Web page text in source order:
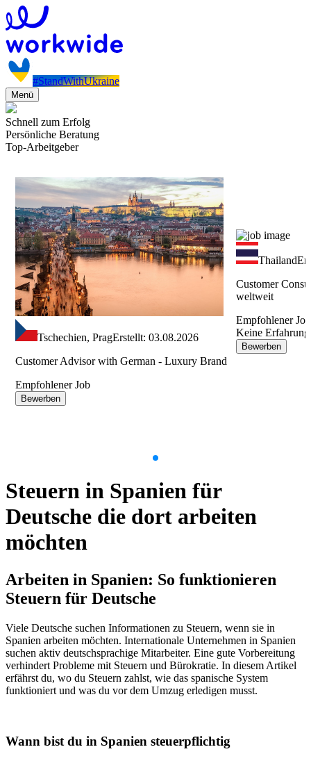
#StandWithUkraine
Menü
Schnell zum Erfolg
Persönliche Beratung
Top-Arbeitgeber
Tschechien, PragErstellt: 03.08.2026
Customer Advisor with German - Luxury Brand
Empfohlener Job
Bewerben
Thailand
Customer
weltweit
Empfohlener Job
Keine
Bewerben
1
of
Steuern in Spanien für
Deutsche die dort arbeiten
möchten
Arbeiten in Spanien: So funktionieren
Steuern für Deutsche
Viele Deutsche suchen Informationen zu Steuern, wenn sie in
Spanien arbeiten möchten. Internationale Unternehmen in Spanien
suchen aktiv deutschsprachige Mitarbeiter. Eine gute Vorbereitung
verhindert Probleme mit Steuern und Bürokratie. In diesem Artikel
erfährst du, wo du Steuern zahlst, wie das spanische System
funktioniert und was du vor dem Umzug erledigen musst.
Wann bist du in Spanien steuerpflichtig